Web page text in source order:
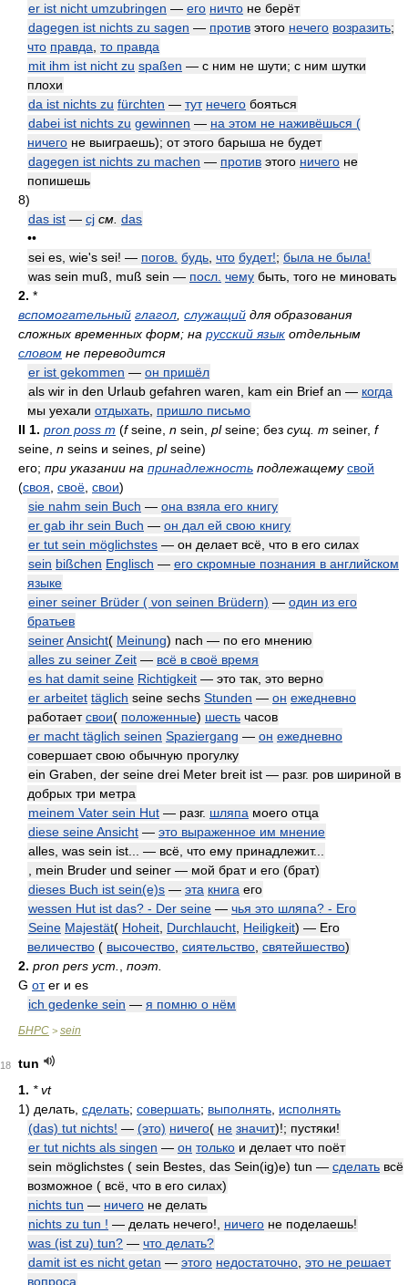
er ist nicht umzubringen — его ничто не берёт
dagegen ist nichts zu sagen — против этого нечего возразить;
что правда то правда
mit ihm ist nicht zu spaßen — с ним не шути; с ним шутки
плохи
da ist nichts zu fürchten — тут нечего бояться
dabei ist nichts zu gewinnen — на этом не наживёшься (
ничего не выиграешь); от этого барыша не будет
dagegen ist nichts zu machen — против этого ничего не
попишешь
8)
das ist — cj см. das
••
sei es, wie's sei! — погов. будь что будет!; была не была!
was sein muß, muß sein — посл. чему быть, того не миновать
2. *
вспомогательный глагол служащий для образования
сложных временных форм; на русский язык отдельным
словом не переводится
er ist gekommen — он пришёл
als wir in den Urlaub gefahren waren, kam ein Brief an — когда
мы уехали отдыхать пришло письмо
II 1. pron poss m (fseine, n sein, plseine; без сущ. m seiner, f
seine, n seins и seines, plseine)
его; при указании на принадлежность подлежащему свой
(своя своё свои)
sie nahm sein Buch — она взяла его книгу
er gab ihr sein Buch — он дал ей свою книгу
er tut sein möglichstes — он делает всё, что в его силах
sein bißchen Englisch — его скромные познания в английском
языке
einer seiner Brüder ( von seinen Brüdern) — один из его
братьев
seinerAnsicht( Meinung) nach — по его мнению
alles zu seiner Zeit — всё в своё время
es hat damit seine Richtigkeit — это так, это верно
er arbeitet täglich seine sechs Stunden — он ежедневно
работаетсвои( положенные) шесть часов
er macht täglich seinen Spaziergang — он ежедневно
совершает свою обычную прогулку
ein Graben, der seine drei Meter breit ist — разг. ров шириной в
добрых три метра
meinem Vater sein Hut — разг. шляпа моего отца
diese seine Ansicht — это выраженное им мнение
alles, was sein ist... — всё, что ему принадлежит...
, mein Bruder und seiner — мой брат и его (брат)
dieses Buch ist sein(e)s — эта книга его
wessen Hut ist das? - Der seine — чья это шляпа? - Его
Seine Majestät( Hoheit Durchlaucht Heiligkeit) — Его
величество ( высочество сиятельство святейшество)
2. pron pers уст.
поэт.
G от er и es
ich gedenke sein — я помню о нём
БНРС > sein
18
tun
1. * vt
1) делать, сделать; совершать; выполнять исполнять
(das) tut nichts! — (это) ничего( не значит)!; пустяки!
er tut nichts als singen — он только и делает что поёт
sein möglichstes ( sein Bestes, das Sein(ig)e) tun — сделать всё
возможное ( всё, что в его силах)
nichts tun — ничего не делать
nichts zu tun ! — делать нечего!, ничего не поделаешь!
was (ist zu) tun? — что делать?
damit ist es nicht getan — этого недостаточно это не решает
вопроса